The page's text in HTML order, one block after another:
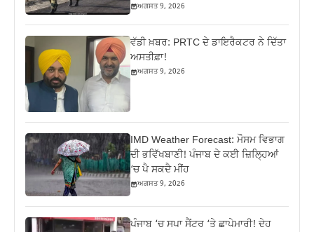
ਅਗਸਤ 9, 2026
ਵੱਡੀ ਖ਼ਬਰ: PRTC ਦੇ ਡਾਇਰੈਕਟਰ ਨੇ ਦਿੱਤਾ
ਅਸਤੀਫ਼ਾ!
ਅਗਸਤ 9, 2026
IMD Weather Forecast: ਮੌਸਮ ਵਿਭਾਗ
ਦੀ ਭਵਿੱਖਬਾਣੀ! ਪੰਜਾਬ ਦੇ ਕਈ ਜ਼ਿਲ੍ਹਿਆਂ
‘ਚ ਪੈ ਸਕਦੈ ਮੀਂਹ
ਅਗਸਤ 9, 2026
ਪੰਜਾਬ ‘ਚ ਸਪਾ ਸੈਂਟਰ ‘ਤੇ ਛਾਪੇਮਾਰੀ! ਦੇਹ